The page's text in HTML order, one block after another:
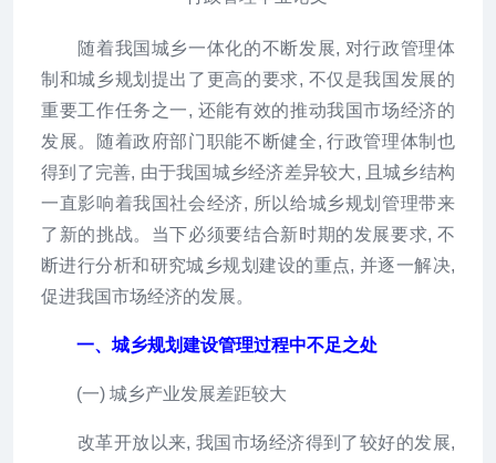
随着我国城乡一体化的不断发展, 对行政管理体
制和城乡规划提出了更高的要求, 不仅是我国发展的
重要工作任务之一, 还能有效的推动我国市场经济的
发展。随着政府部门职能不断健全, 行政管理体制也
得到了完善, 由于我国城乡经济差异较大, 且城乡结构
一直影响着我国社会经济, 所以给城乡规划管理带来
了新的挑战。当下必须要结合新时期的发展要求, 不
断进行分析和研究城乡规划建设的重点, 并逐一解决,
促进我国市场经济的发展。
一、城乡规划建设管理过程中不足之处
(一) 城乡产业发展差距较大
改革开放以来, 我国市场经济得到了较好的发展,